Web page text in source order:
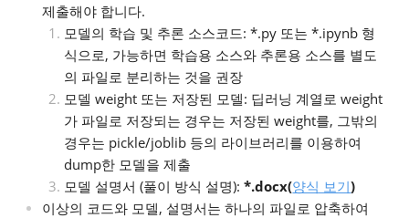
제출해야 합니다.
모델의 학습 및 추론 소스코드: *.py 또는 *.ipynb 형
식으로, 가능하면 학습용 소스와 추론용 소스를 별도
의 파일로 분리하는 것을 권장
모델 weight 또는 저장된 모델: 딥러닝 계열로 weight
가 파일로 저장되는 경우는 저장된 weight를, 그밖의
경우는 pickle/joblib 등의 라이브러리를 이용하여
dump한 모델을 제출
모델 설명서 (풀이 방식 설명):*.docx(양식 보기)
이상의 코드와 모델, 설명서는 하나의 파일로 압축하여